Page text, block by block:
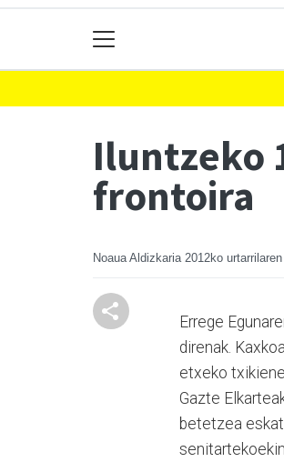
Iluntzeko
frontoira
Noaua Aldizkaria 2012ko
Errege
direnak.
etxeko
Gazte
betetzea